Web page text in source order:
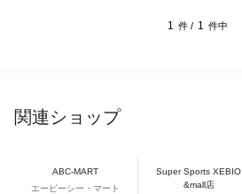
1 件 / 1 件中
関連ショップ
ABC-MART
エービーシー・マート
Super Sports XEBIO
&mall店